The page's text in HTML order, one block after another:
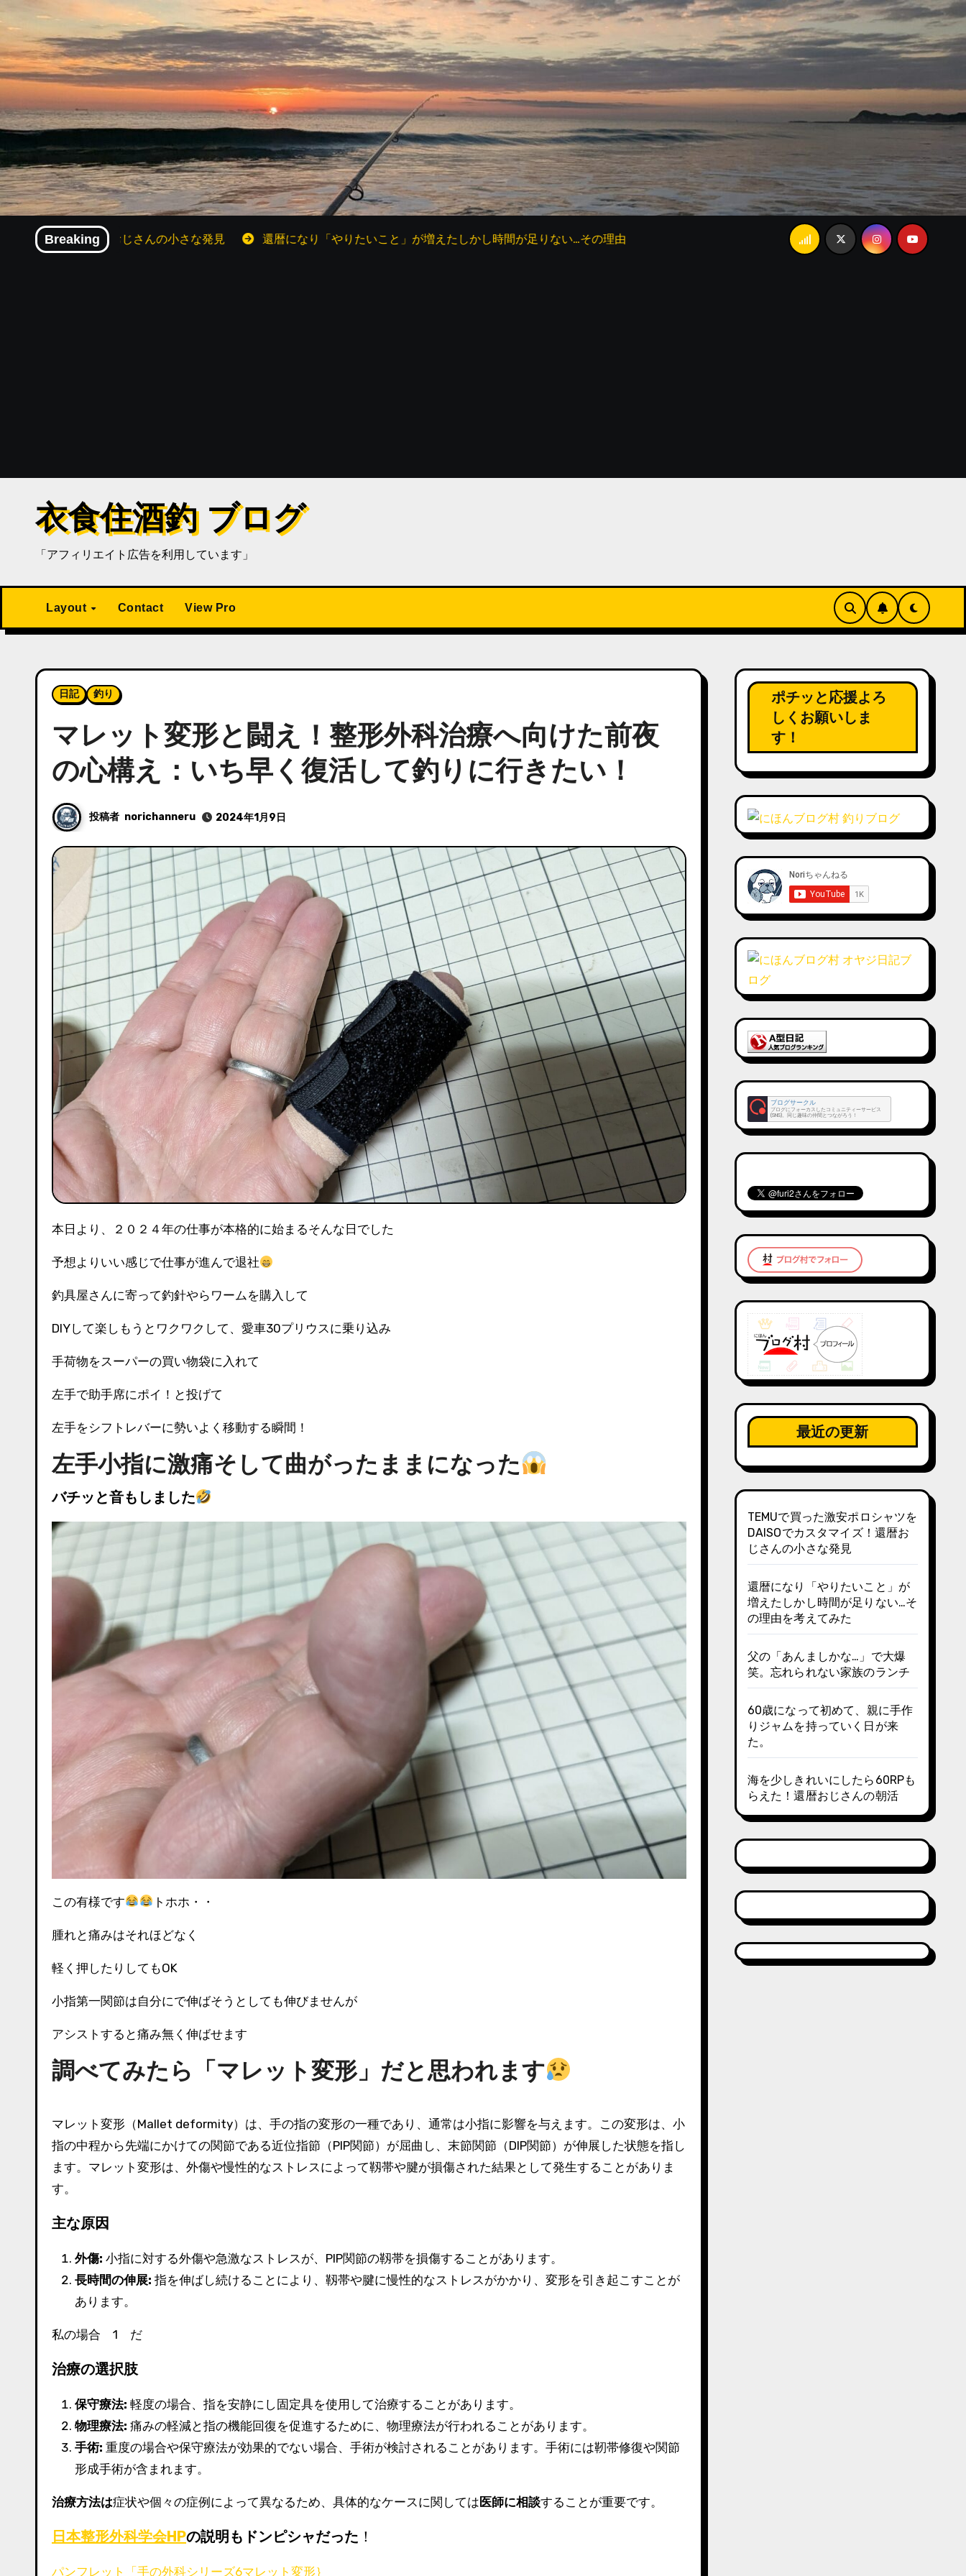
容
を
ス
キ
ッ
プ
Breaking
暦おじさんの小さな発見 還暦になり「やりたいこと」が増えたしかし時間が足りない…その理由を考えてみた 父の「あんましかな…」で大爆笑。忘れられない家族のランチ
衣食住酒釣 ブログ
「アフィリエイト広告を利用しています」
Layout Contact View Pro
日記 釣り
マレット変形と闘え！整形外科治療へ向けた前夜
の心構え：いち早く復活して釣りに行きたい！
投稿者 norichanneru 2024年1月9日
本日より、２０２４年の仕事が本格的に始まるそんな日でした
予想よりいい感じで仕事が進んで退社
釣具屋さんに寄って釣針やらワームを購入して
DIYして楽しもうとワクワクして、愛車30プリウスに乗り込み
手荷物をスーパーの買い物袋に入れて
左手で助手席にポイ！と投げて
左手をシフトレバーに勢いよく移動する瞬間！
左手小指に激痛そして曲がったままになった
バチッと音もしました
この有様です トホホ・・
腫れと痛みはそれほどなく
軽く押したりしてもOK
小指第一関節は自分にで伸ばそうとしても伸びませんが
アシストすると痛み無く伸ばせます
調べてみたら「マレット変形」だと思われます
マレット変形（Mallet deformity）は、手の指の変形の一種であり、通常は小指に影響を与えます。この変形は、小
指の中程から先端にかけての関節である近位指節（PIP関節）が屈曲し、末節関節（DIP関節）が伸展した状態を指し
ます。マレット変形は、外傷や慢性的なストレスによって靱帯や腱が損傷された結果として発生することがありま
す。
主な原因
外傷: 小指に対する外傷や急激なストレスが、PIP関節の靱帯を損傷することがあります。
長時間の伸展: 指を伸ばし続けることにより、靱帯や腱に慢性的なストレスがかかり、変形を引き起こすことが
あります。
私の場合 1 だ
治療の選択肢
保守療法: 軽度の場合、指を安静にし固定具を使用して治療することがあります。
物理療法: 痛みの軽減と指の機能回復を促進するために、物理療法が行われることがあります。
手術: 重度の場合や保守療法が効果的でない場合、手術が検討されることがあります。手術には靭帯修復や関節
形成手術が含まれます。
治療方法は症状や個々の症例によって異なるため、具体的なケースに関しては 医師に相談することが重要です。
日本整形外科学会HPの説明もドンピシャだった ！
パンフレット「手の外科シリーズ6マレット変形｝
ポチッと応援よろ
しくお願いしま
す！
ブログサークル
ブログにフォーカスしたコミュニティーサービス
(SNS)。同じ趣味の仲間とつながろう！
最近の更新
TEMUで買った激安ポロシャツを
DAISOでカスタマイズ！還暦お
じさんの小さな発見
還暦になり「やりたいこと」が
増えたしかし時間が足りない…そ
の理由を考えてみた
父の「あんましかな…」で大爆
笑。忘れられない家族のランチ
60歳になって初めて、親に手作
りジャムを持っていく日が来
た。
海を少しきれいにしたら60RPも
らえた！還暦おじさんの朝活